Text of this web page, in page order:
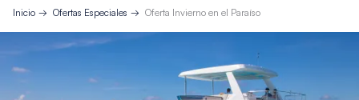
Inicio Ofertas Especiales Oferta Invierno en el Paraíso